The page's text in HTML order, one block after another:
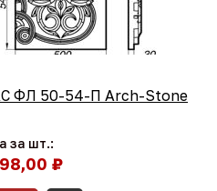
ФЛ 50-54-П Arch-Stone
за шт.:
₽